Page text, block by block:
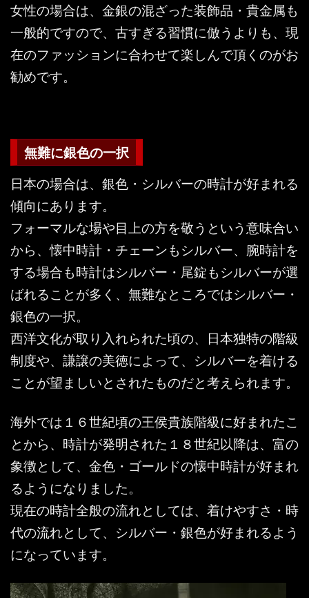
女性の場合は、金銀の混ざった装飾品・貴金属も
一般的ですので、古すぎる習慣に倣うよりも、現
在のファッションに合わせて楽しんで頂くのがお
勧めです。
無難に銀色の一択
日本の場合は、銀色・シルバーの時計が好まれる
傾向にあります。
フォーマルな場や目上の方を敬うという意味合い
から、懐中時計・チェーンもシルバー、腕時計を
する場合も時計はシルバー・尾錠もシルバーが選
ばれることが多く、無難なところではシルバー・
銀色の一択。
西洋文化が取り入れられた頃の、日本独特の階級
制度や、謙譲の美徳によって、シルバーを着ける
ことが望ましいとされたものだと考えられます。
海外では１６世紀頃の王侯貴族階級に好まれたこ
とから、時計が発明された１８世紀以降は、富の
象徴として、金色・ゴールドの懐中時計が好まれ
るようになりました。
現在の時計全般の流れとしては、着けやすさ・時
代の流れとして、シルバー・銀色が好まれるよう
になっています。